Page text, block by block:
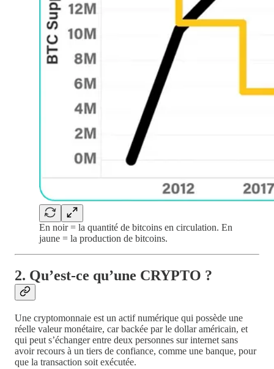
En noir = la quantité de bitcoins en circulation. En
jaune = la production de bitcoins.
2. Qu’est-ce qu’une CRYPTO ?
Une cryptomonnaie est un actif numérique qui possède une
réelle valeur monétaire, car backée par le dollar américain, et
qui peut s’échanger entre deux personnes sur internet sans
avoir recours à un tiers de confiance, comme une banque, pour
que la transaction soit exécutée.